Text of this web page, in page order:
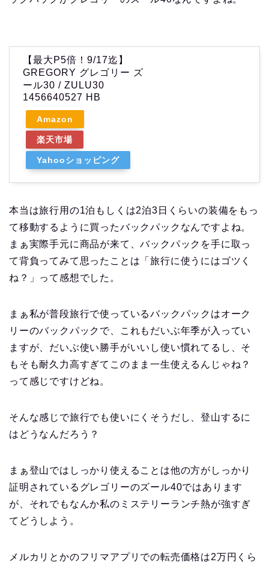
【最大P5倍！9/17迄】
GREGORY グレゴリー ズ
ール30 / ZULU30
1456640527 HB
Amazon
楽天市場
Yahooショッピング
本当は旅行用の1泊もしくは2泊3日くらいの装備をもっ
て移動するように買ったバックパックなんですよね。
まぁ実際手元に商品が来て、バックパックを手に取っ
て背負ってみて思ったことは「旅行に使うにはゴツく
ね？」って感想でした。
まぁ私が普段旅行で使っているバックパックはオーク
リーのバックパックで、これもだいぶ年季が入ってい
ますが、だいぶ使い勝手がいいし使い慣れてるし、そ
もそも耐久力高すぎてこのまま一生使えるんじゃね？
って感じですけどね。
そんな感じで旅行でも使いにくそうだし、登山するに
はどうなんだろう？
まぁ登山ではしっかり使えることは他の方がしっかり
証明されているグレゴリーのズール40ではあります
が、それでもなんか私のミステリーランチ熱が強すぎ
てどうしよう。
メルカリとかのフリマアプリでの転売価格は2万円くら